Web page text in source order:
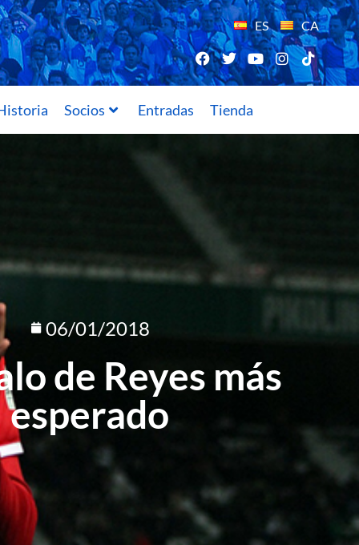
ES CA
Socios Entradas Tienda
06/01/2018
de Reyes más
esperado